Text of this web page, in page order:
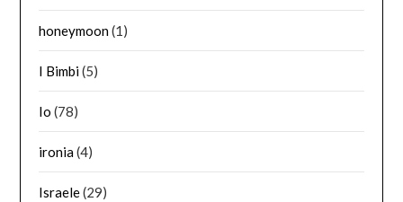
honeymoon(1)
I Bimbi(5)
Io (78)
ironia(4)
Israele(29)